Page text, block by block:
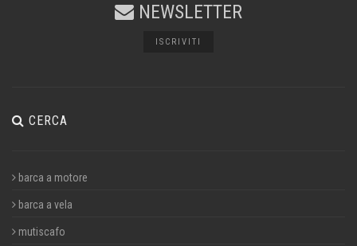
NEWSLETTER
ISCRIVITI
CERCA
barca a motore
barca a vela
mutiscafo